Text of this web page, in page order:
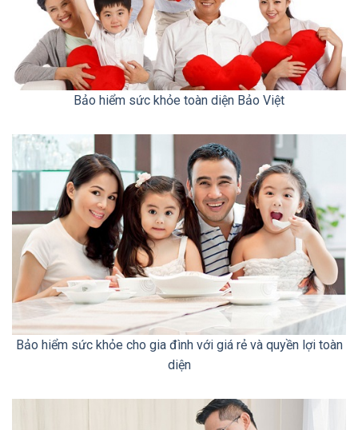
Bảo hiểm sức khỏe toàn diện Bảo Việt
Bảo hiểm sức khỏe cho gia đình với giá rẻ và quyền lợi toàn
diện